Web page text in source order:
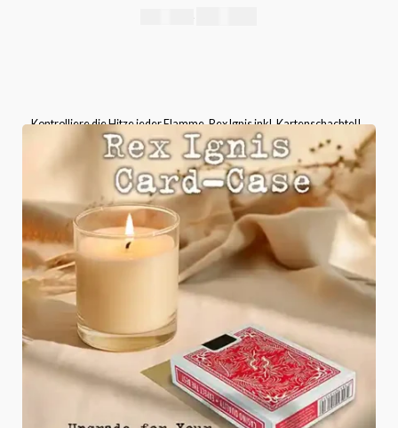
€
Kontrolliere die Hitze jeder Flamme, Rex Ignis inkl. Kartenschachtel!
Bitte wählen Sie die Kartenschachtel-Version aus, die
mitgeliefert wird.